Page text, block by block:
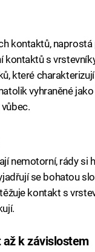
kontaktů,
kontaktů s
které
vyhraněné
nemotorní, rády si
se bohatou
kontakt s
k závislostem